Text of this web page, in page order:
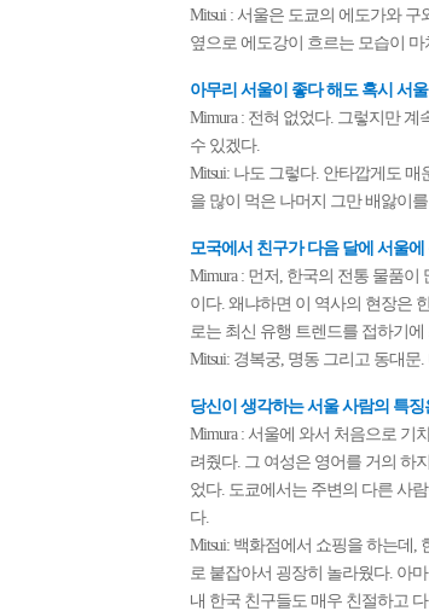
Mitsui : 서울은 도쿄의 에도가와
옆으로 에도강이 흐르는 모습이
아무리 서울이 좋다 해도 혹시 서
Mimura : 전혀 없었다. 그렇지만
수 있겠다.
Mitsui: 나도 그렇다. 안타깝게도
을 많이 먹은 나머지 그만 배앓이
모국에서 친구가 다음 달에 서울
Mimura : 먼저, 한국의 전통 물품
이다. 왜냐하면 이 역사의 현장은
로는 최신 유행 트렌드를 접하기
Mitsui: 경복궁, 명동 그리고 동대
당신이 생각하는 서울 사람의 특
Mimura : 서울에 와서 처음으로 기
려줬다. 그 여성은 영어를 거의 하
었다. 도쿄에서는 주변의 다른 사
다.
Mitsui: 백화점에서 쇼핑을 하는데,
로 붙잡아서 굉장히 놀라웠다. 아
내 한국 친구들도 매우 친절하고